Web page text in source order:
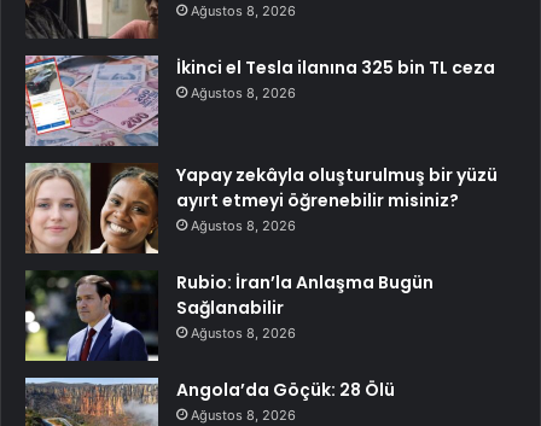
Ağustos 8, 2026
İkinci el Tesla ilanına 325 bin TL ceza
Ağustos 8, 2026
Yapay zekâyla oluşturulmuş bir yüzü
ayırt etmeyi öğrenebilir misiniz?
Ağustos 8, 2026
Rubio: İran’la Anlaşma Bugün
Sağlanabilir
Ağustos 8, 2026
Angola’da Göçük: 28 Ölü
Ağustos 8, 2026